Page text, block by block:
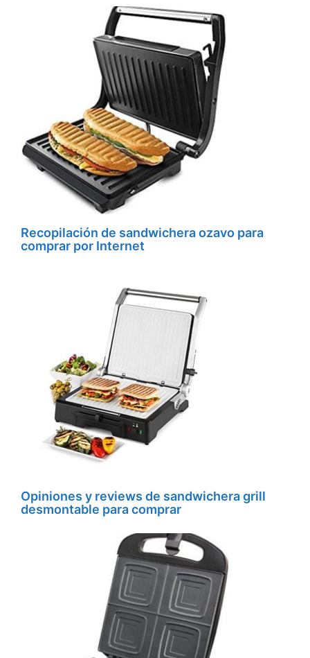
Recopilación de sandwichera ozavo para
comprar por Internet
Opiniones y reviews de sandwichera grill
desmontable para comprar